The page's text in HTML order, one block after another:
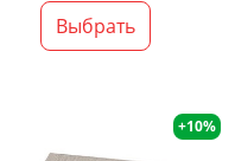
Выбрать
+10%